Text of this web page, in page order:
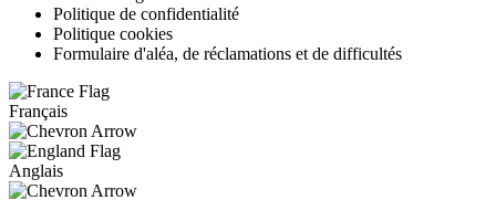
Politique de confidentialité
Politique cookies
Formulaire d'aléa, de réclamations et de difficultés
Français
Anglais